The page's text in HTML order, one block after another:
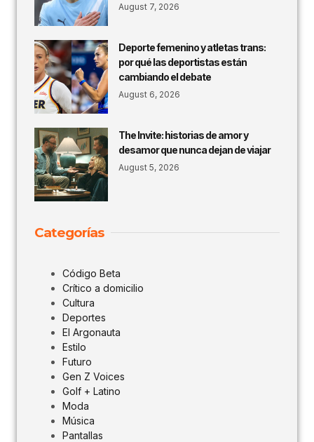
August 7, 2026
Deporte femenino y atletas trans:
por qué las deportistas están
cambiando el debate
August 6, 2026
The Invite: historias de amor y
desamor que nunca dejan de viajar
August 5, 2026
Categorías
Código Beta
Crítico a domicilio
Cultura
Deportes
El Argonauta
Estilo
Futuro
Gen Z Voices
Golf + Latino
Moda
Música
Pantallas